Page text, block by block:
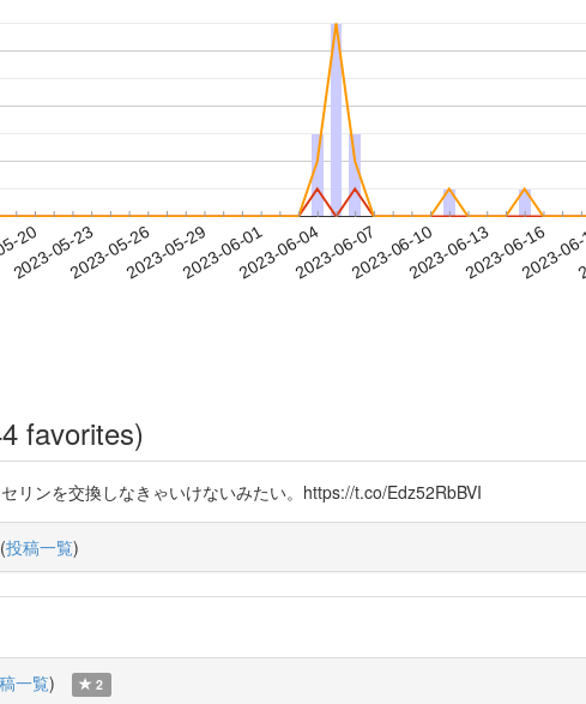
20
2023-05-232023-05-262023-05-292023-06-012023-06-042023-06-072023-06-102023-06-132023-06-16
2023-
favorites)
リンを交換しなきゃいけないみたい。https://t.co/Edz52RbBVI
(投稿一覧)
一覧) 2